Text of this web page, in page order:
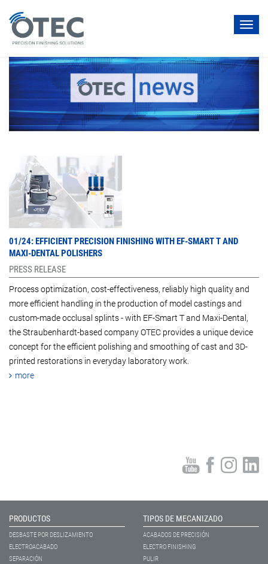
01/24: EFFICIENT PRECISION FINISHING WITH EF-SMART T AND
MAXI-DENTAL POLISHERS
PRESS RELEASE
Process optimization, cost-effectiveness, reliably high quality and
more efficient handling in the production of model castings and
custom-made occlusal splints - with EF-Smart T and Maxi-Dental,
the Straubenhardt-based company OTEC provides a unique device
concept for the efficient polishing and smoothing of cast and 3D-
printed restorations in everyday laboratory work.
more
PRODUCTOS
DESBASTE POR DESLIZAMIENTO
ELECTROACABADO
SEPARACIÓN
TIPOS DE MECANIZADO
ACABADOS DE PRECISIÓN
ELECTRO FINISHING
PULIR